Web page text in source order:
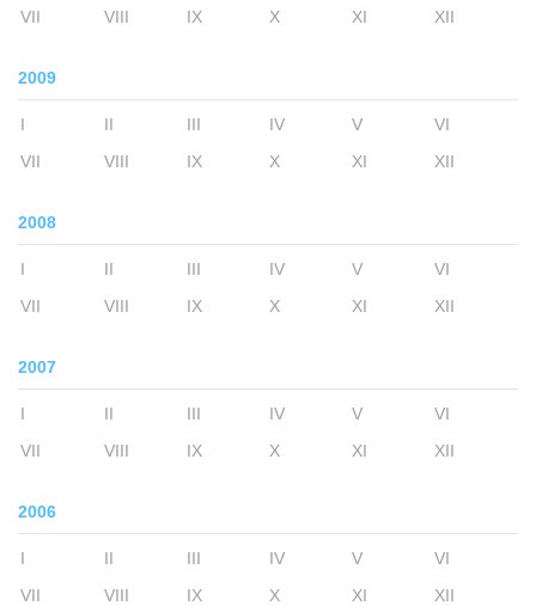
VII
VIII IX X XI XII
2009
I II III IV V
VI
VII
VIII IX X XI XII
2008
I II III IV V
VI
VII
VIII IX X XI XII
2007
I II III IV V
VI
VII
VIII IX X XI XII
2006
I II III IV V
VI
VII
VIII IX X XI XII